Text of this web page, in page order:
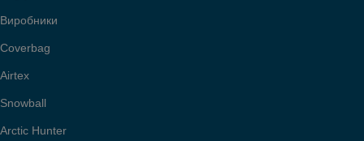
Виробники
Coverbag
Airtex
Snowball
Arctic Hunter